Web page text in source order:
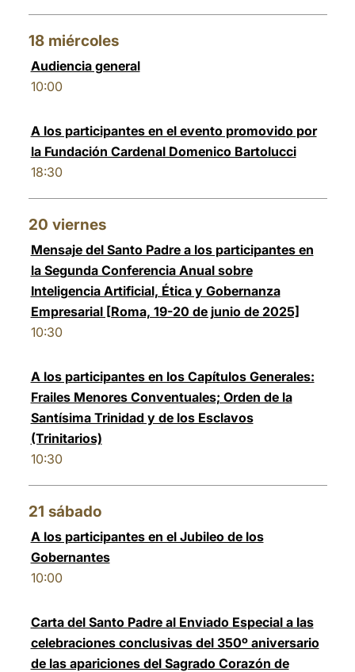
18 miércoles
Audiencia general
10:00
A los participantes en el evento promovido por
la Fundación Cardenal Domenico Bartolucci
18:30
20 viernes
Mensaje del Santo Padre a los participantes en
la Segunda Conferencia Anual sobre
Inteligencia Artificial, Ética y Gobernanza
Empresarial [Roma, 19-20 de junio de 2025]
10:30
A los participantes en los Capítulos Generales:
Frailes Menores Conventuales; Orden de la
Santísima Trinidad y de los Esclavos
(Trinitarios)
10:30
21 sábado
A los participantes en el Jubileo de los
Gobernantes
10:00
Carta del Santo Padre al Enviado Especial a las
celebraciones conclusivas del 350º aniversario
de las apariciones del Sagrado Corazón de